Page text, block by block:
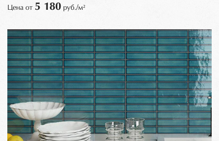
Цена от 5 180 руб./м²